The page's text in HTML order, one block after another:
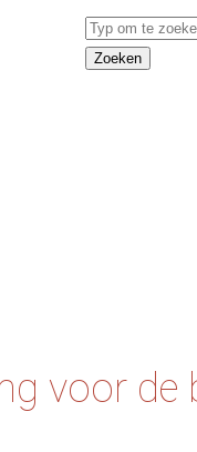
Zoeken
voor de